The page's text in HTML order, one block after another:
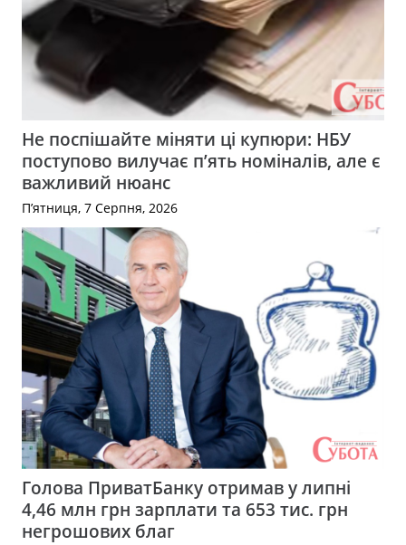
Не поспішайте міняти ці купюри: НБУ
поступово вилучає п’ять номіналів, але є
важливий нюанс
П’ятниця, 7 Серпня, 2026
Голова ПриватБанку отримав у липні
4,46 млн грн зарплати та 653 тис. грн
негрошових благ